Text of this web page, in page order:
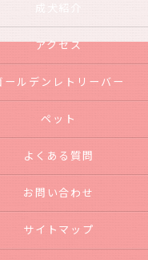
成犬紹介
アクセス
ールデンレトリーバー
ペット
よくある質問
お問い合わせ
サイトマップ